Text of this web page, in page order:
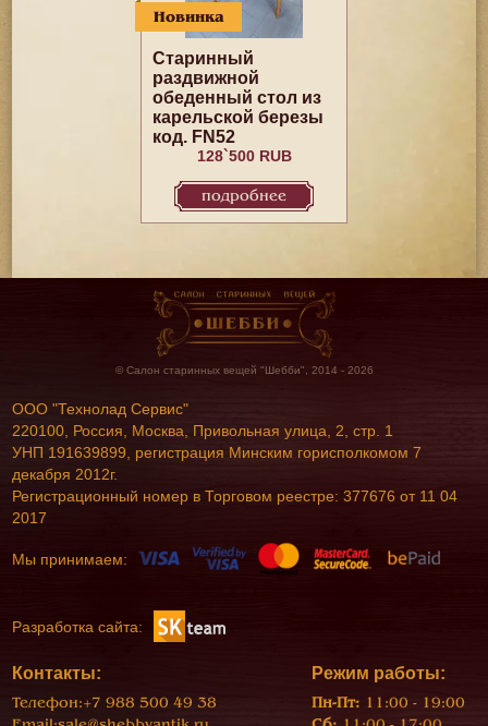
Новинка
Старинный
раздвижной
обеденный стол из
карельской березы
код. FN52
128`500 RUB
подробнее
© Салон старинных вещей "Шебби", 2014 - 2026
ООО "Технолад Сервис"
220100, Россия, Москва, Привольная улица, 2, стр. 1
УНП 191639899, регистрация Минским горисполкомом 7
декабря 2012г.
Регистрационный номер в Торговом реестре: 377676 от 11 04
2017
Мы принимаем:
Разработка сайта:
Контакты:
Телефон:+7 988 500 49 38
Режим работы:
Пн-Пт: 11:00 - 19:00